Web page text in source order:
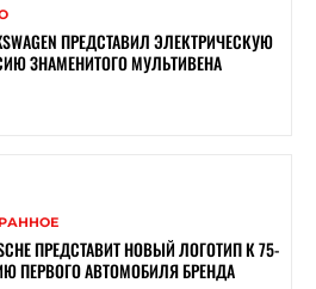
ПРЕДСТАВИЛ ЭЛЕКТРИЧЕСКУЮ
ЗНАМЕНИТОГО МУЛЬТИВЕНА
ПРЕДСТАВИТ НОВЫЙ ЛОГОТИП К 75-
ПЕРВОГО АВТОМОБИЛЯ БРЕНДА